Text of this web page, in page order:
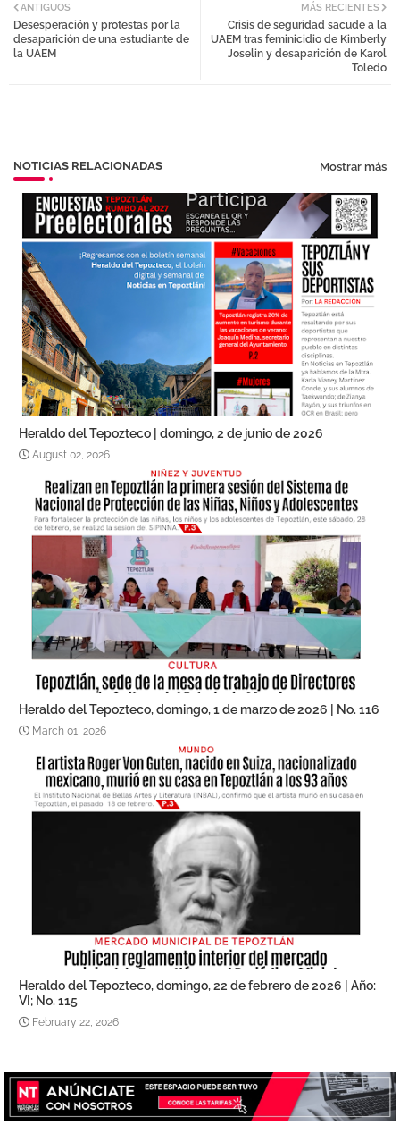
tter atsa
MÁS RECIENTES
Crisis de seguridad sacude a la
UAEM tras feminicidio de Kimberly
Joselin y desaparición de Karol
Toledo
ANTIGUOS
Desesperación y protestas por la
desaparición de una estudiante de
la UAEM
NOTICIAS RELACIONADAS Mostrar más
Heraldo del Tepozteco | domingo, 2 de junio de 2026
August 02, 2026
Heraldo del Tepozteco, domingo, 1 de marzo de 2026 | No. 116
March 01, 2026
Heraldo del Tepozteco, domingo, 22 de febrero de 2026 | Año:
VI; No. 115
February 22, 2026